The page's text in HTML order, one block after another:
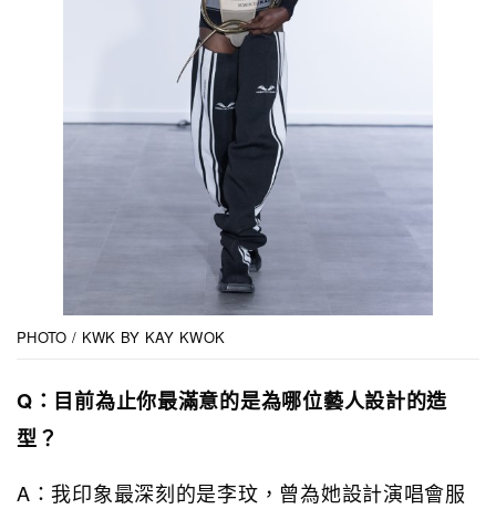
PHOTO / KWK BY KAY KWOK
Q：目前為止你最滿意的是為哪位藝人設計的造
型？
A：我印象最深刻的是李玟，曾為她設計演唱會服